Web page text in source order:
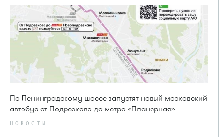
По Ленинградскому шоссе запустят новый московский
автобус от Подрезково до метро «Планерная»
НОВОСТИ